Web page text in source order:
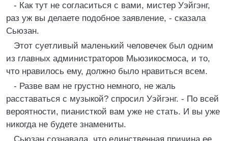
- Как тут не согласиться с вами, мистер Уэйгэнг,
раз уж вы делаете подобное заявление, - сказала
Сьюзан.
Этот суетливый маленький человечек был одним
из главных администраторов Мьюзикосмоса, и то,
что нравилось ему, должно было нравиться всем.
- Разве вам не грустно немного, не жаль
расставаться с музыкой? спросил Уэйгэнг. - По всей
вероятности, пианисткой вам уже не стать. И вы уже
никогда не будете знамениты.